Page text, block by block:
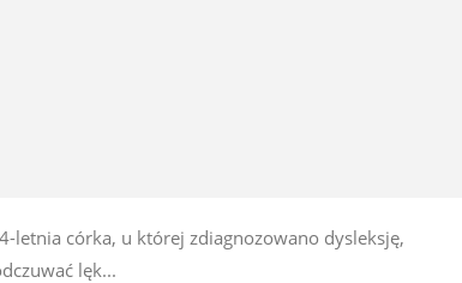
letnia córka, u której zdiagnozowano dysleksję,
lęk...